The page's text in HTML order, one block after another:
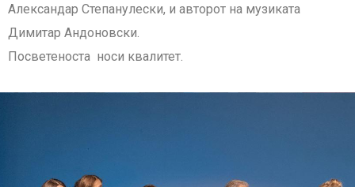
Александар Степанулески, и авторот на музиката
Димитар Андоновски.
Посветеноста носи квалитет.